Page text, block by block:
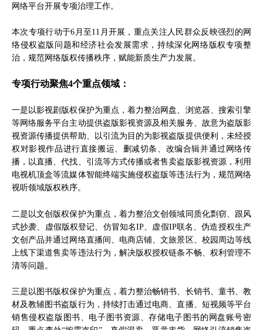
网络平台开展专项治理工作。
本次专项行动于6月至11月开展，重点关注人民群众反映强烈的网
络侵权盗版问题和经济社会发展需求，持续深化网络版权专项整
治，规范网络版权传播秩序，赋能新质生产力发展。
专项行动聚焦4个重点领域：
一是以影视剧版权保护为重点，着力整治网盘、浏览器、搜索引擎
等网络服务平台主动提供盗版影视资源及相关服务、故意为盗版影
视资源传播提供帮助、以引流为目的为影视盗版提供便利，未经授
权对影视作品进行直接搬运、删减切条、改编合辑并通过网络传
播，以直播、代找、引流等方式传播或者售卖盗版影视资源，利用
电视机顶盒等流媒体智能终端实施侵权盗版等违法行为，规范网络
视听领域版权秩序。
二是以文创版权保护为重点，着力整治文创领域同质化剽窃、跟风
式抄袭、虚假版权登记、仿冒知名IP、虚假IP联名、伪造授权生产
文创产品并通过网络直播间、电商店铺、文旅景区、校园周边等线
上线下渠道售卖等违法行为，解决版权授权链条不畅、权利管理不
清等问题。
三是以图书版权保护为重点，着力整治畅销书、长销书、童书、教
材及教辅图书盗版行为，持续打击通过电商、直播、短视频等平台
销售侵权盗版图书、电子图书资源、存储电子图书的网盘账号密